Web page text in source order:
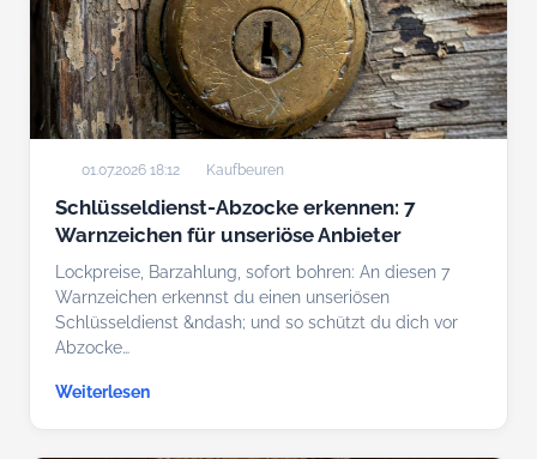
01.07.2026 18:12 Kaufbeuren
Schlüsseldienst-Abzocke erkennen: 7
Warnzeichen für unseriöse Anbieter
Lockpreise, Barzahlung, sofort bohren: An diesen 7
Warnzeichen erkennst du einen unseriösen
Schlüsseldienst &ndash; und so schützt du dich vor
Abzocke…
Weiterlesen